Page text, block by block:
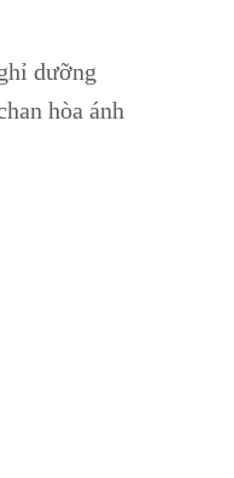
dưỡng
hòa ánh